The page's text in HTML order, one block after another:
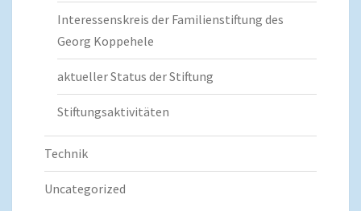
Interessenskreis der Familienstiftung des
Georg Koppehele
aktueller Status der Stiftung
Stiftungsaktivitäten
Technik
Uncategorized